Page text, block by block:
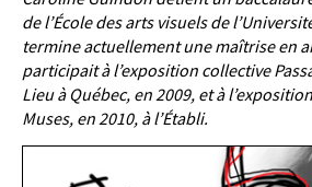
de l’École des arts visuels de
termine actuellement une maîtrise en
participait à l’exposition collective
Lieu à Québec, en 2009, et à
Muses, en 2010, à l’Établi.